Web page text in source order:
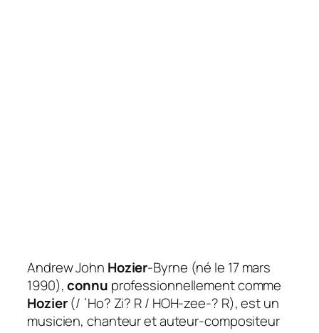
Andrew John Hozier-Byrne (né le 17 mars
1990),connu professionnellement comme
Hozier(/ ˈHo? Zi? R / HOH-zee-? R), est un
musicien, chanteur et auteur-compositeur